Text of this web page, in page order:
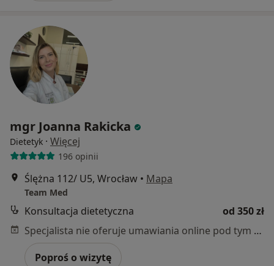
mgr Joanna Rakicka
Dietetyk · Więcej
196 opinii
Ślężna 112/ U5, Wrocław • Mapa
Team Med
Konsultacja dietetyczna
od 350 zł
Specjalista nie oferuje umawiania online pod tym adresem.
Poproś o wizytę